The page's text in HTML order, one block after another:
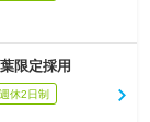
限定採用
休2日制